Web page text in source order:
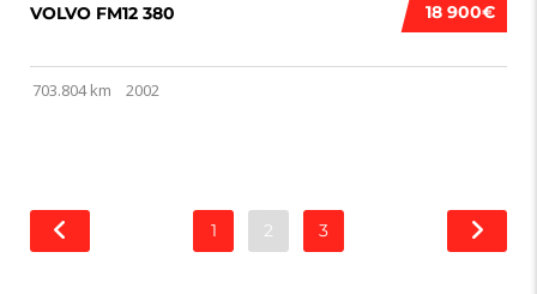
18 900€
VOLVO FM12 380
703.804 km 2002
1 2 3